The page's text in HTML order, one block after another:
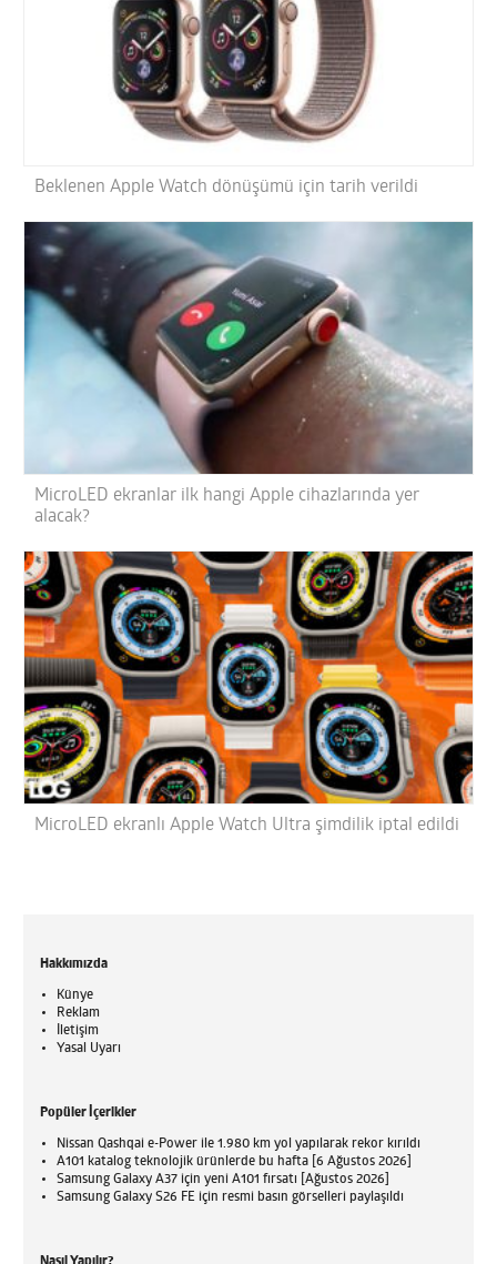
Beklenen Apple Watch dönüşümü için tarih verildi
MicroLED ekranlar ilk hangi Apple cihazlarında yer
alacak?
MicroLED ekranlı Apple Watch Ultra şimdilik iptal edildi
Hakkımızda
Künye
Reklam
İletişim
Yasal Uyarı
Popüler İçerikler
Nissan Qashqai e-Power ile 1.980 km yol yapılarak rekor kırıldı
A101 katalog teknolojik ürünlerde bu hafta [6 Ağustos 2026]
Samsung Galaxy A37 için yeni A101 fırsatı [Ağustos 2026]
Samsung Galaxy S26 FE için resmi basın görselleri paylaşıldı